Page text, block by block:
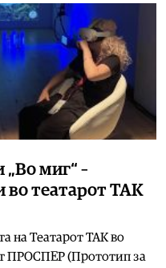
„Во миг“ –
театарот ТАК
на Театарот ТАК во
ПРОСПЕР (Прототип за